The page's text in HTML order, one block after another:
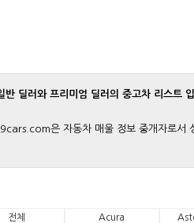
반 딜러와 프리미엄 딜러의 중고차 리스트 입
은 자동차 매울 정보 중개자로서
전체 Acura